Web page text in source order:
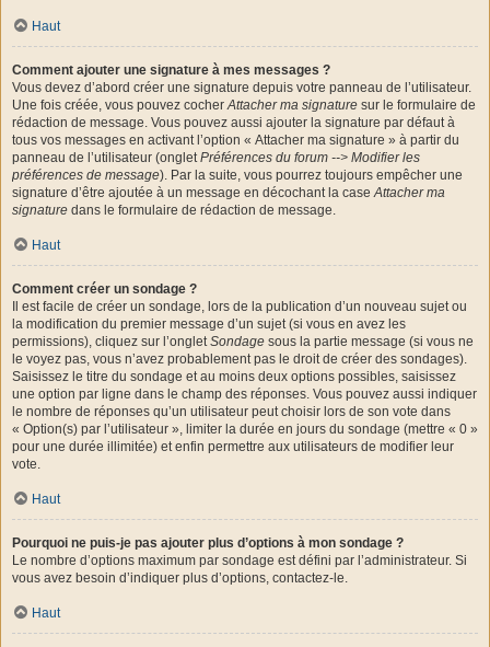
Haut
Comment ajouter une signature à mes messages ?
Vous devez d’abord créer une signature depuis votre panneau de l’utilisateur.
Une fois créée, vous pouvez cocherAttacher ma signature sur le formulaire de
rédaction de message. Vous pouvez aussi ajouter la signature par défaut à
tous vos messages en activant l’option « Attacher ma signature » à partir du
panneau de l’utilisateur (ongletPréférences du forum --> Modifier les
préférences de message). Par la suite, vous pourrez toujours empêcher une
signature d’être ajoutée à un message en décochant la caseAttacher ma
signature dans le formulaire de rédaction de message.
Haut
Comment créer un sondage ?
Il est facile de créer un sondage, lors de la publication d’un nouveau sujet ou
la modification du premier message d’un sujet (si vous en avez les
permissions), cliquez sur l’ongletSondage sous la partie message (si vous ne
le voyez pas, vous n’avez probablement pas le droit de créer des sondages).
Saisissez le titre du sondage et au moins deux options possibles, saisissez
une option par ligne dans le champ des réponses. Vous pouvez aussi indiquer
le nombre de réponses qu’un utilisateur peut choisir lors de son vote dans
« Option(s) par l’utilisateur », limiter la durée en jours du sondage (mettre « 0 »
pour une durée illimitée) et enfin permettre aux utilisateurs de modifier leur
vote.
Haut
Pourquoi ne puis-je pas ajouter plus d’options à mon sondage ?
Le nombre d’options maximum par sondage est défini par l’administrateur. Si
vous avez besoin d’indiquer plus d’options, contactez-le.
Haut